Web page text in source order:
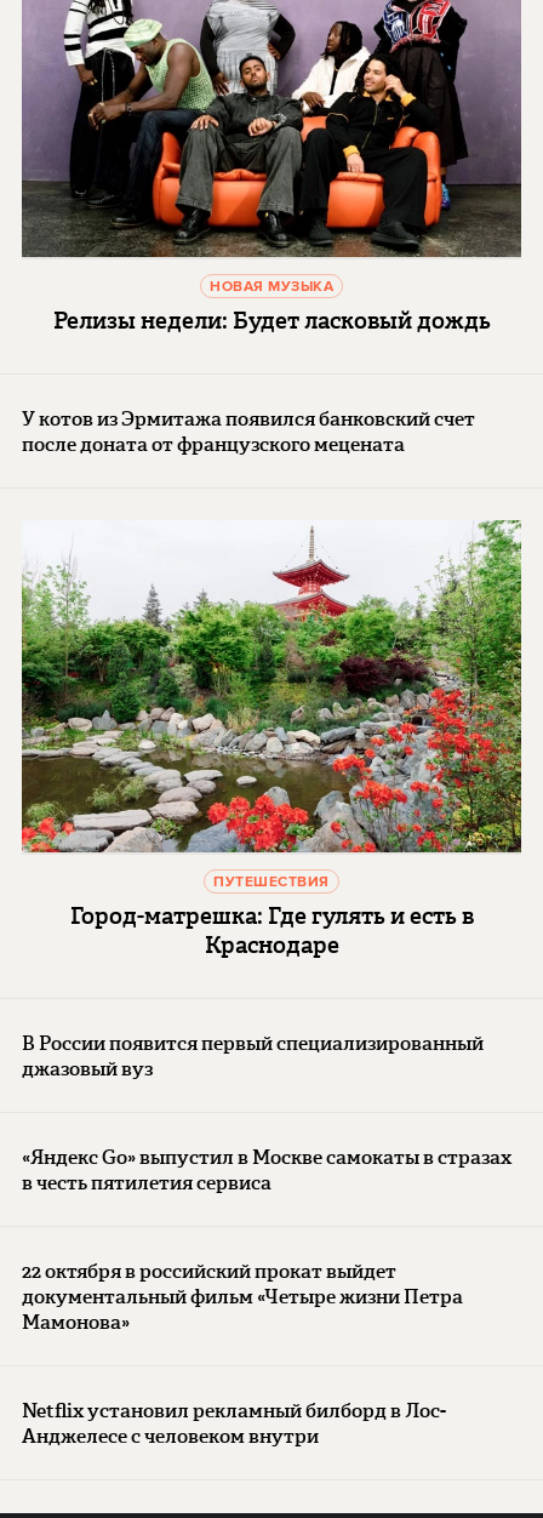
НОВАЯ МУЗЫКА
Релизы недели: Будет ласковый дождь
У котов из Эрмитажа появился банковский счет
после доната от французского мецената
ПУТЕШЕСТВИЯ
Город-матрешка: Где гулять и есть в
Краснодаре
В России появится первый специализированный
джазовый вуз
«Яндекс Go» выпустил в Москве самокаты в стразах
в честь пятилетия сервиса
22 октября в российский прокат выйдет
документальный фильм «Четыре жизни Петра
Мамонова»
Netflix установил рекламный билборд в Лос-
Анджелесе с человеком внутри